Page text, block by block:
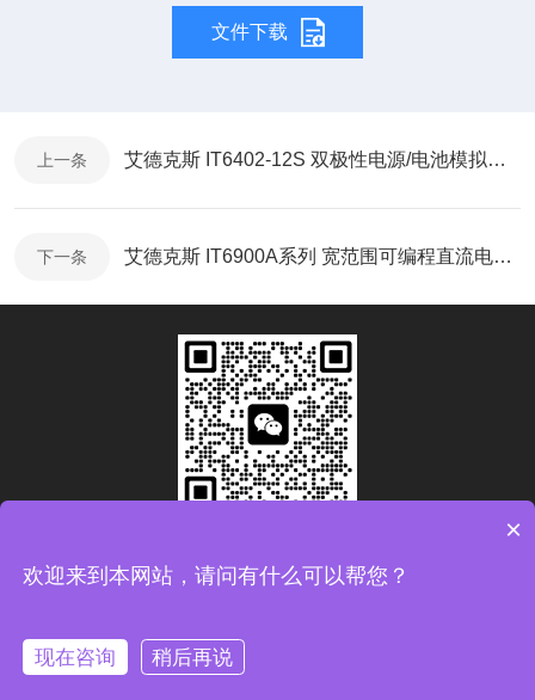
文件下载
上一条 艾德克斯 IT6402-12S 双极性电源/电池模拟器-通讯协议
下一条 艾德克斯 IT6900A系列 宽范围可编程直流电源-使用说明
号：鲁ICP备2024093783号-1
技术支持：化工仪器网
×
欢迎来到本网站，请问有什么可以帮您？
现在咨询 稍后再说